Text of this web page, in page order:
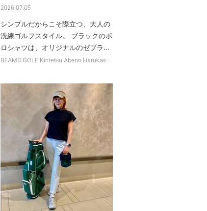
2026.07.05
シンプルだからこそ際立つ、大人の
洗練ゴルフスタイル。 ブラックのポ
ロシャツは、オリジナルのゼブラ...
BEAMS GOLF Kintetsu Abeno Harukas